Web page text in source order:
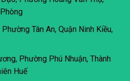
Tân An, Quận Ninh Kiều,
Phường Phú Nhuận, Thành
Huế